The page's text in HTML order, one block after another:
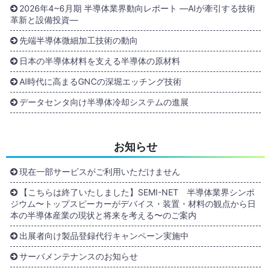
2026年4~6月期 半導体業界動向レポート ―AIが牽引する技術
革新と設備投資―
先端半導体微細加工技術の動向
日本の半導体材料を支える半導体の原材料
AI時代に高まるGNCの深堀エッチング技術
データセンタ向け半導体冷却システムの進展
お知らせ
現在一部サービスがご利用いただけません
【こちらは終了いたしました】SEMI-NET 半導体業界シンポ
ジウム〜トップスピーカーがデバイス・装置・材料の観点から日
本の半導体産業の現状と将来を考える〜のご案内
出展者向け製品登録代行キャンペーン実施中
サーバメンテナンスのお知らせ